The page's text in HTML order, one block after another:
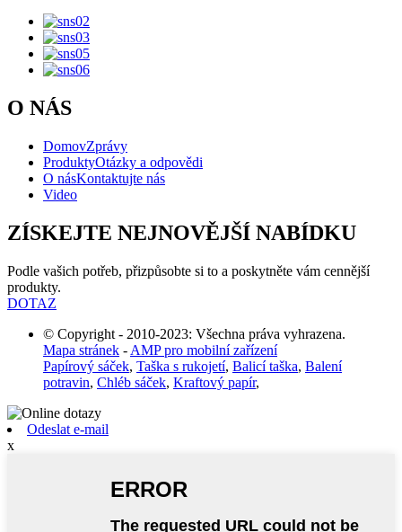
O NÁS
DomovZprávy
ProduktyOtázky a odpovědi
O násKontaktujte nás
Video
ZÍSKEJTE NEJNOVĚJŠÍ NABÍDKU
Podle vašich potřeb, přizpůsobte si to a poskytněte vám cennější
produkty.
DOTAZ
© Copyright - 2010-2023: Všechna práva vyhrazena.
Mapa stránek - AMP pro mobilní zařízení
Papírový sáček, Taška s rukojetí, Balicí taška, Balení
potravin, Chléb sáček, Kraftový papír,
Odeslat e-mail
x